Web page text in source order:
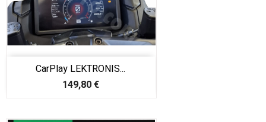
CarPlay LEKTRONIS...
Prix
149,80 €